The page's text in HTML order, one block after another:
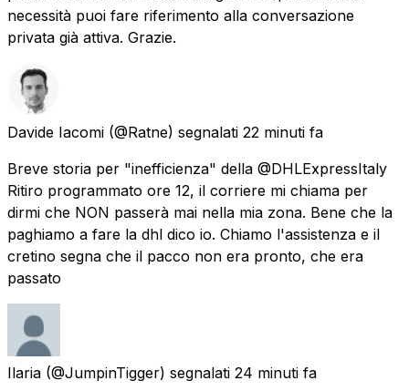
necessità puoi fare riferimento alla conversazione
privata già attiva. Grazie.
Davide Iacomi (@Ratne) segnalati 22 minuti fa
Breve storia per "inefficienza" della @DHLExpressItaly
Ritiro programmato ore 12, il corriere mi chiama per
dirmi che NON passerà mai nella mia zona. Bene che la
paghiamo a fare la dhl dico io. Chiamo l'assistenza e il
cretino segna che il pacco non era pronto, che era
passato
Ilaria (@JumpinTigger) segnalati 24 minuti fa